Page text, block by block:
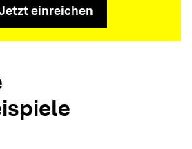
einreichen